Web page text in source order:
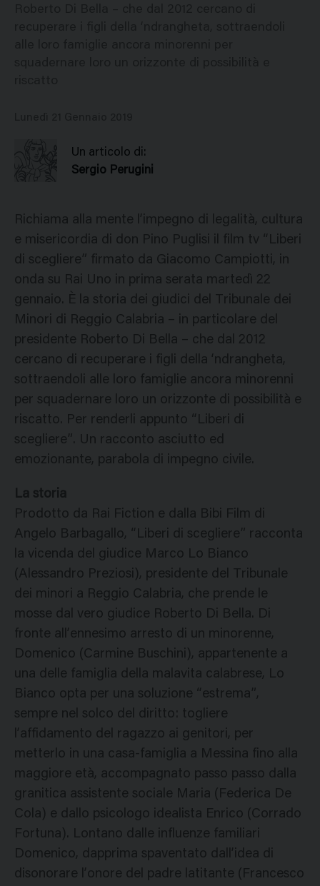
Un articolo di:
Sergio Perugini
Richiama alla mente l’impegno di legalità, cultura
e misericordia di don Pino Puglisi il film tv “Liberi
di scegliere” firmato da Giacomo Campiotti, in
onda su Rai Uno in prima serata martedì 22
gennaio. È la storia dei giudici del Tribunale dei
Minori di Reggio Calabria – in particolare del
presidente Roberto Di Bella – che dal 2012
cercano di recuperare i figli della ‘ndrangheta,
sottraendoli alle loro famiglie ancora minorenni
per squadernare loro un orizzonte di possibilità e
riscatto. Per renderli appunto “Liberi di
scegliere”. Un racconto asciutto ed
emozionante, parabola di impegno civile.
La storia
Prodotto da Rai Fiction e dalla Bibi Film di
Angelo Barbagallo, “Liberi di scegliere” racconta
la vicenda del giudice Marco Lo Bianco
(Alessandro Preziosi), presidente del Tribunale
dei minori a Reggio Calabria, che prende le
mosse dal vero giudice Roberto Di Bella. Di
fronte all’ennesimo arresto di un minorenne,
Domenico (Carmine Buschini), appartenente a
una delle famiglia della malavita calabrese, Lo
Bianco opta per una soluzione “estrema”,
sempre nel solco del diritto: togliere
l’affidamento del ragazzo ai genitori, per
metterlo in una casa-famiglia a Messina fino alla
maggiore età, accompagnato passo passo dalla
granitica assistente sociale Maria (Federica De
Cola) e dallo psicologo idealista Enrico (Corrado
Fortuna). Lontano dalle influenze familiari
Domenico, dapprima spaventato dall’idea di
disonorare l’onore del padre latitante (Francesco